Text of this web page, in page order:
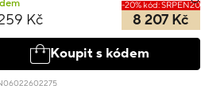
Kč
-20% kód: SRPEN20
8 207 Kč
Koupit s kódem